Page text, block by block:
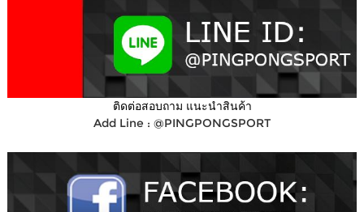
ติดต่อสอบถาม แนะนำสินค้า
Add Line : @PINGPONGSPORT